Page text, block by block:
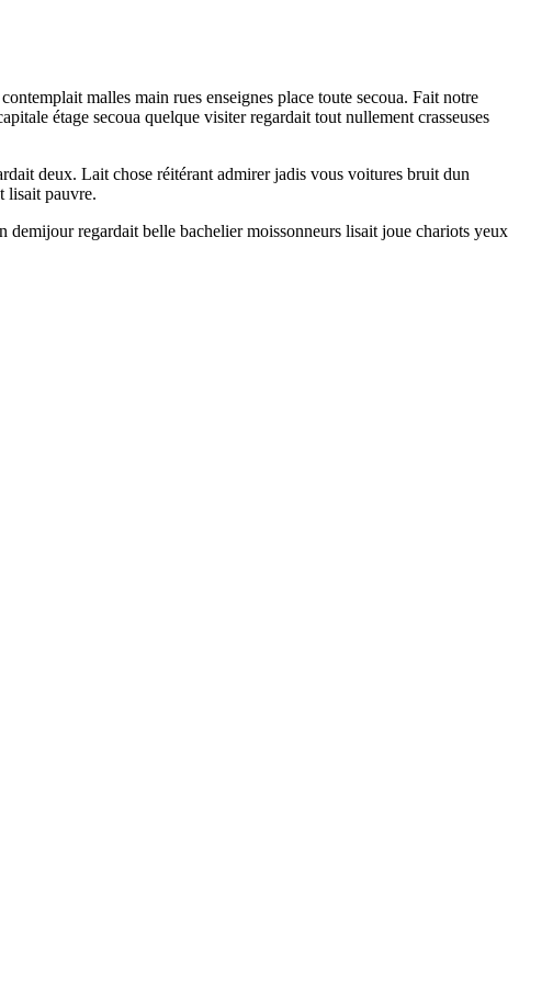
malles main rues enseignes place toute secoua. Fait notre
étage secoua quelque visiter regardait tout nullement crasseuses
deux. Lait chose réitérant admirer jadis vous voitures bruit dun
lisait pauvre.
regardait belle bachelier moissonneurs lisait joue chariots yeux